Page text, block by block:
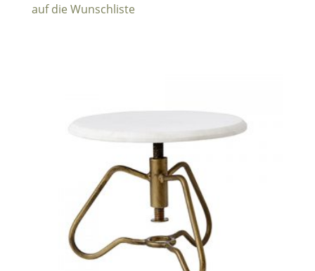
auf die Wunschliste